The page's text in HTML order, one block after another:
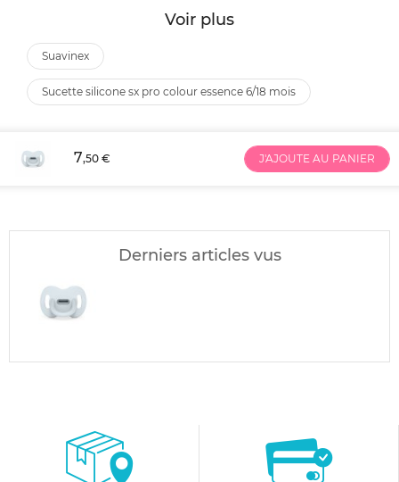
Voir plus
suavinex
sucette silicone sx pro colour essence 6/18 mois
7,50 € J'AJOUTE AU PANIER
Derniers articles vus